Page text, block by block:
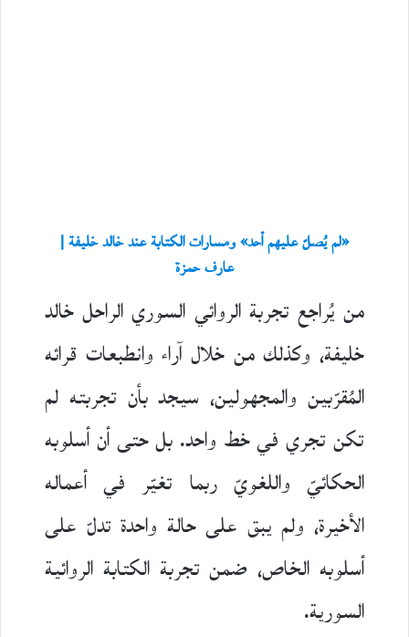
«لم يُصلّ عليهم أحد» ومسارات الكتابة عند خالد خليفة |
عارف حمزة
من يُراجع تجربة الروائي السوري الراحل خالد
خليفة، وكذلك من خلال آراء وانطبعات قرائه
المُقرّبين والمجهولين، سيجد بأن تجربته لم
تكن تجري في خط واحد. بل حتى أن أسلوبه
الحكائيّ واللغويّ ربما تغيّر في أعماله
الأخيرة، ولم يبق على حالة واحدة تدلّ على
أسلوبه الخاص، ضمن تجربة الكتابة الروائية
السورية.